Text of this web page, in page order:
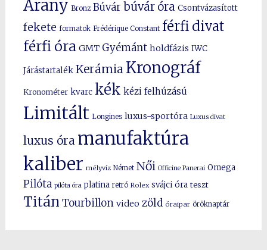
Arany Bronz Búvár búvár óra Csontvázasított
fekete formatok Frédérique Constant férfi divat
férfi óra GMT Gyémánt holdfázis IWC
Járástartalék Kerámia Kronográf
Kronométer kvarc kék kézi felhúzású
Limitált Longines luxus-sportóra Luxus divat
luxus óra manufaktúra
kaliber mélyvíz Német Női Officine Panerai Omega
Pilóta pilóta óra platina retró Rolex svájci óra teszt
Titán Tourbillon video zöld óraipar öröknaptár